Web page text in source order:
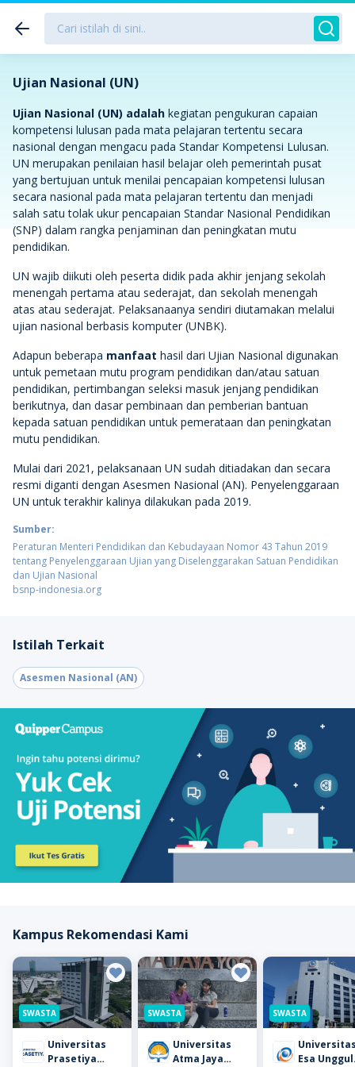
Ujian Nasional (UN)
Ujian Nasional (UN) adalah kegiatan pengukuran capaian
kompetensi lulusan pada mata pelajaran tertentu secara
nasional dengan mengacu pada Standar Kompetensi Lulusan.
UN merupakan penilaian hasil belajar oleh pemerintah pusat
yang bertujuan untuk menilai pencapaian kompetensi lulusan
secara nasional pada mata pelajaran tertentu dan menjadi
salah satu tolak ukur pencapaian Standar Nasional Pendidikan
(SNP) dalam rangka penjaminan dan peningkatan mutu
pendidikan.
UN wajib diikuti oleh peserta didik pada akhir jenjang sekolah
menengah pertama atau sederajat, dan sekolah menengah
atas atau sederajat. Pelaksanaanya sendiri diutamakan melalui
ujian nasional berbasis komputer (UNBK).
Adapun beberapa manfaat hasil dari Ujian Nasional digunakan
untuk pemetaan mutu program pendidikan dan/atau satuan
pendidikan, pertimbangan seleksi masuk jenjang pendidikan
berikutnya, dan dasar pembinaan dan pemberian bantuan
kepada satuan pendidikan untuk pemerataan dan peningkatan
mutu pendidikan.
Mulai dari 2021, pelaksanaan UN sudah ditiadakan dan secara
resmi diganti dengan Asesmen Nasional (AN). Penyelenggaraan
UN untuk terakhir kalinya dilakukan pada 2019.
Sumber:
Peraturan Menteri Pendidikan dan Kebudayaan Nomor 43 Tahun 2019
tentang Penyelenggaraan Ujian yang Diselenggarakan Satuan Pendidikan
dan Ujian Nasional
bsnp-indonesia.org
Istilah Terkait
Asesmen Nasional (AN)
Kampus Rekomendasi Kami
SWASTA
Universitas
Prasetiya
SWASTA
Universitas
Atma Jaya
SWASTA
Esa Unggul